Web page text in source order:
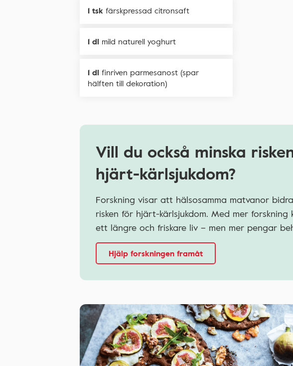
1 tsk färskpressad citronsaft
1 dl mild naturell yoghurt
1 dl finriven parmesanost (spar
hälften till dekoration)
Vill du också minska
hjärt-kärlsjukdom?
Forskning visar att hälsosamma matvanor
risken för hjärt-kärlsjukdom. Med mer forskning
ett längre och friskare liv – men mer pengar
Hjälp forskningen framåt